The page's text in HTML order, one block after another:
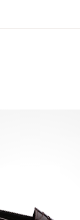
Tu trouveras plus